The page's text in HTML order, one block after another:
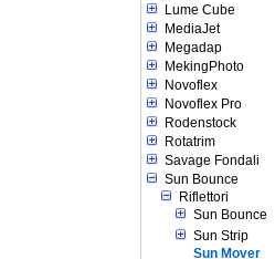
Lume Cube
MediaJet
Megadap
MekingPhoto
Novoflex
Novoflex Pro
Rodenstock
Rotatrim
Savage Fondali
Sun Bounce
Riflettori
Sun Bounce
Sun Strip
Sun Mover